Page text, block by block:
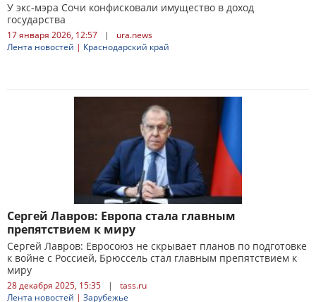
У экс-мэра Сочи конфисковали имущество в доход
государства
17 января 2026, 12:57 |
ura.news
Лента новостей | Краснодарский край
Сергей Лавров: Европа стала главным
препятствием к миру
Сергей Лавров: Евросоюз не скрывает планов по подготовке
к войне с Россией, Брюссель стал главным препятствием к
миру
28 декабря 2025, 15:35 |
tass.ru
Лента новостей | Зарубежье